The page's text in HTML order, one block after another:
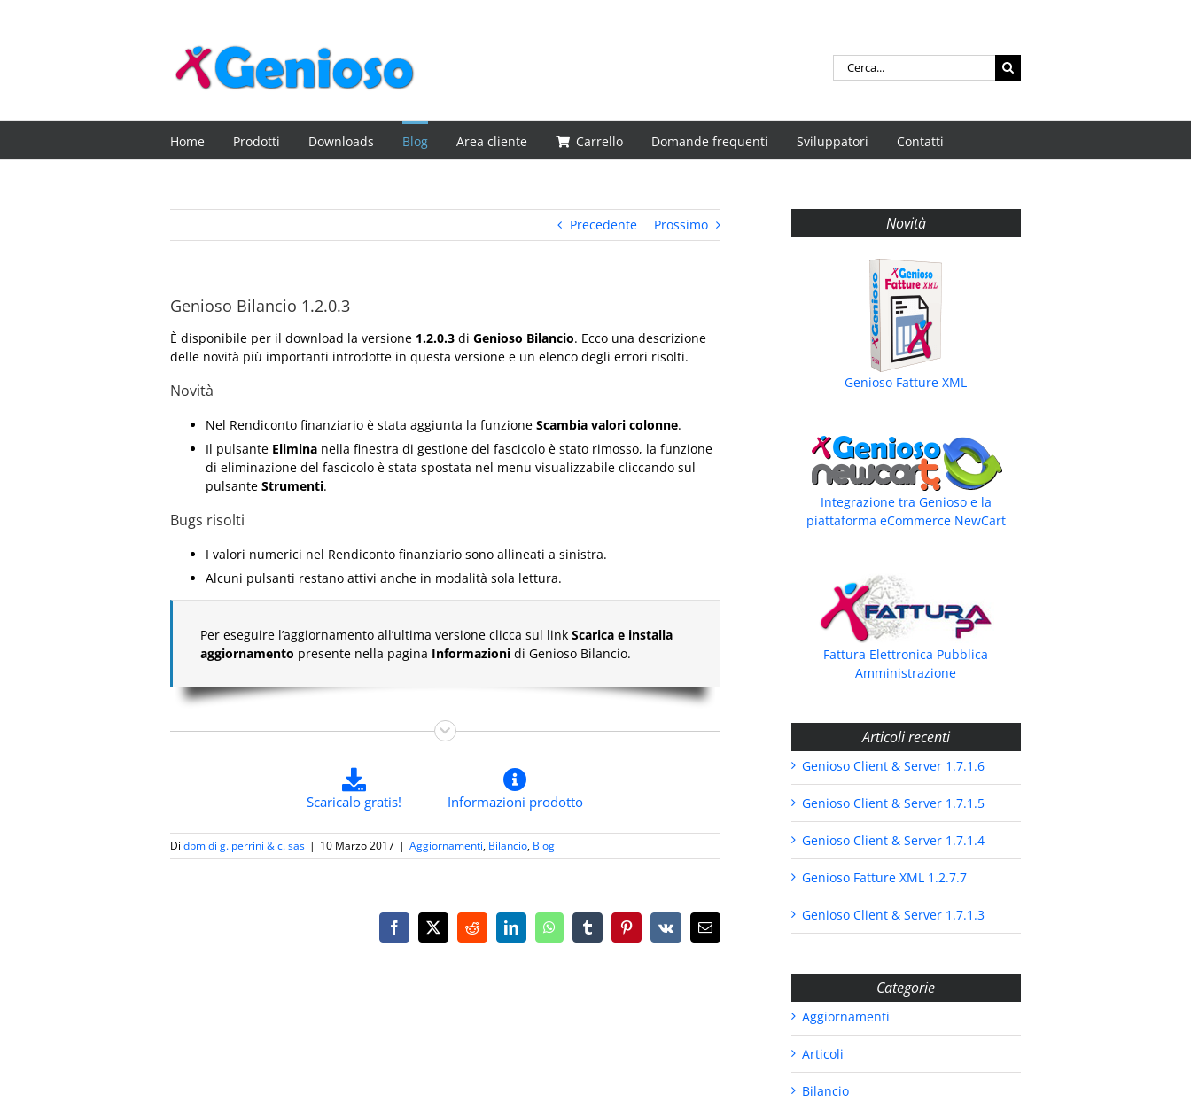
Cerca
per:
Home Prodotti Downloads Blog Area cliente Carrello Domande frequenti Sviluppatori Contatti
Precedente Prossimo
Genioso Bilancio 1.2.0.3
È disponibile per il download la versione 1.2.0.3 di Genioso Bilancio. Ecco una descrizione
delle novità più importanti introdotte in questa versione e un elenco degli errori risolti.
Novità
Nel Rendiconto finanziario è stata aggiunta la funzione Scambia valori colonne.
Il pulsante Elimina nella finestra di gestione del fascicolo è stato rimosso, la funzione
di eliminazione del fascicolo è stata spostata nel menu visualizzabile cliccando sul
pulsante Strumenti.
Bugs risolti
I valori numerici nel Rendiconto finanziario sono allineati a sinistra.
Alcuni pulsanti restano attivi anche in modalità sola lettura.
Per eseguire l’aggiornamento all’ultima versione clicca sul link Scarica e installa
aggiornamento presente nella pagina Informazioni di Genioso Bilancio.
Scaricalo gratis! Informazioni prodotto
Di dpm di g. perrini & c. sas | 10 Marzo 2017 | Aggiornamenti, Bilancio, Blog
Facebook
X RedditLinkedInWhatsAppTumblrPinterest
Vk Email
Novità
Genioso Fatture XML
Integrazione tra Genioso e la
piattaforma eCommerce NewCart
Fattura Elettronica Pubblica
Amministrazione
Articoli recenti
Genioso Client & Server 1.7.1.6
Genioso Client & Server 1.7.1.5
Genioso Client & Server 1.7.1.4
Genioso Fatture XML 1.2.7.7
Genioso Client & Server 1.7.1.3
Categorie
Aggiornamenti
Articoli
Bilancio